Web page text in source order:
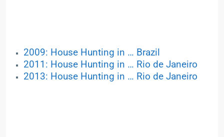
2009: House Hunting in … Brazil
2011: House Hunting in … Rio de Janeiro
2013: House Hunting in … Rio de Janeiro